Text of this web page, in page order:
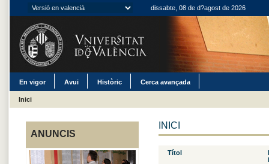
dissabte, 08 de d?agost de 2026
En vigor Avui Històric Cerca avançada
Inici
ANUNCIS
INICI
Títol